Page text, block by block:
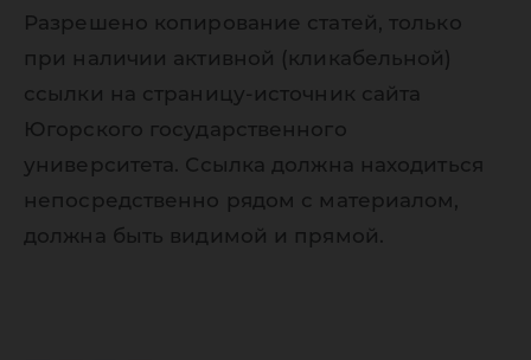
Разрешено копирование статей, только
при наличии активной (кликабельной)
ссылки на страницу-источник сайта
Югорского государственного
университета. Ссылка должна находиться
непосредственно рядом с материалом,
должна быть видимой и прямой.